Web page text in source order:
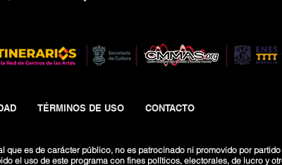
TÉRMINOS DE USO CONTACTO
es de carácter público, no es patrocinado ni promovido por
el uso de este programa con fines políticos, electorales, de lucro y